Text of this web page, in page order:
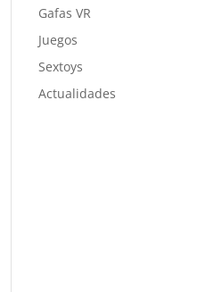
Gafas VR
Juegos
Sextoys
Actualidades